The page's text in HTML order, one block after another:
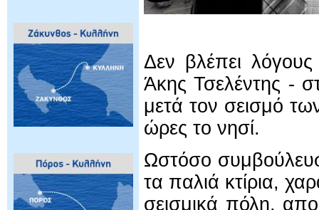
Δεν βλέπει
Άκης Τσελέντης -
μετά τον σεισμό
ώρες το νησί.
Ωστόσο
τα παλιά κτίρια,
σεισμικά πόλη,